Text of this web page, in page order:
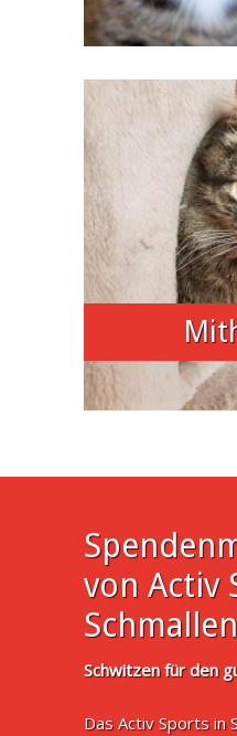
von Activ
Schwitzen für den
Das Activ Sports in